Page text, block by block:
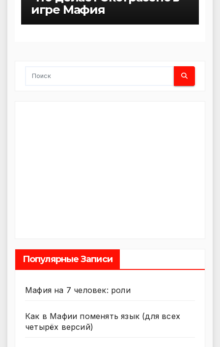
игре Мафия
Популярные Записи
Мафия на 7 человек: роли
Как в Мафии поменять язык (для всех
четырёх версий)